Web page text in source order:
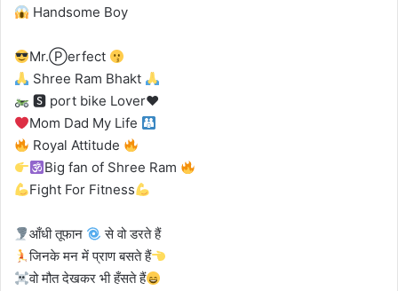
Handsome Boy
Mr.Ⓟerfect
Shree Ram Bhakt
🆂 port bike Lover♥️
Mom Dad My Life
Royal Attitude
Big fan of Shree Ram
Fight For Fitness
आँधी तूफान
से वो डरते हैं
जिनके मन में प्राण बसते हैं
वो मौत देखकर भी हँसते हैं